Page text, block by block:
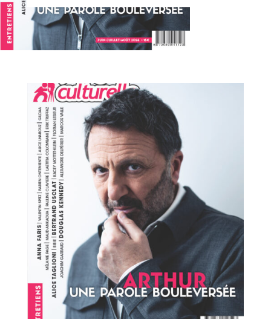
La Fringale Culturelle - Numéro 41
Trois invités prestigieux